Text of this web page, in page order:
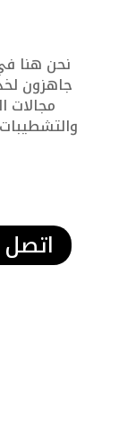
نحن هنا
جاهزون
مجالات
اتصل